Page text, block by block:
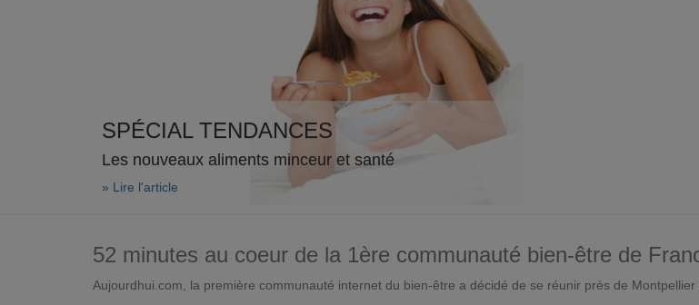
SPÉCIAL TENDANCES
Les nouveaux aliments minceur et santé
» Lire l'article
52 minutes au coeur de la 1ère communauté bien-être de
Aujourdhui.com, la première communauté internet du bien-être a décidé de se réunir près de Montpellier